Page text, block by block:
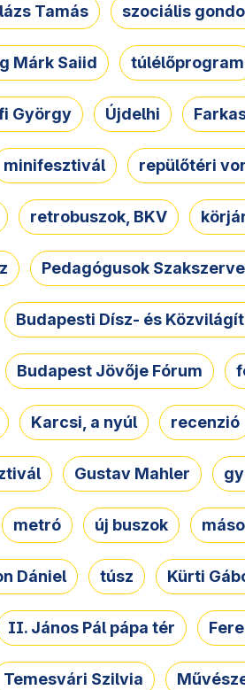
Tamás szociális
Márk Saiid túlélőprogram
György Újdelhi
minifesztivál repülőtéri
retrobuszok, BKV
Pedagógusok
Budapesti Dísz- és
Budapest Jövője Fórum
Karcsi, a nyúl recenzió
Gustav Mahler
metró új buszok
Dániel túsz Kürti
II. János Pál pápa tér
Temesvári Szilvia